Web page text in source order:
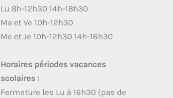
Lu 8h-12h30 14h-18h30
Ma et Ve 10h-12h30
Me et Je 10h-12h30 14h-16h30
Horaires périodes vacances
scolaires :
Fermeture les Lu à 16h30 (pas de